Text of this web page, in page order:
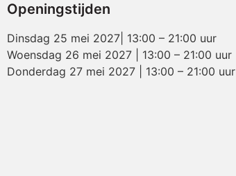
Openingstijden
Dinsdag 25 mei 2027| 13:00 – 21:00 uur
Woensdag 26 mei 2027 | 13:00 – 21:00 uur
Donderdag 27 mei 2027 | 13:00 – 21:00 uur